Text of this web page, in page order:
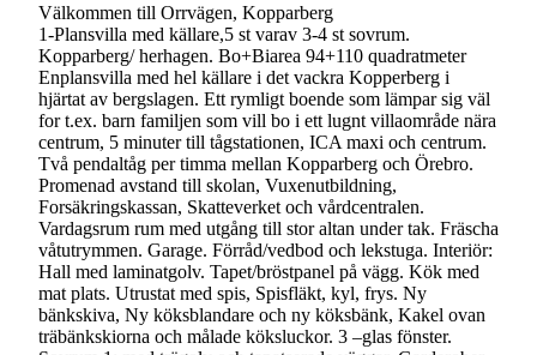
Välkommen till Orrvägen, Kopparberg
1-Plansvilla med källare,5 st varav 3-4 st sovrum.
Kopparberg/ herhagen. Bo+Biarea 94+110 quadratmeter
Enplansvilla med hel källare i det vackra Kopperberg i
hjärtat av bergslagen. Ett rymligt boende som lämpar sig väl
for t.ex. barn familjen som vill bo i ett lugnt villaområde nära
centrum, 5 minuter till tågstationen, ICA maxi och centrum.
Två pendaltåg per timma mellan Kopparberg och Örebro.
Promenad avstand till skolan, Vuxenutbildning,
Forsäkringskassan, Skatteverket och vårdcentralen.
Vardagsrum rum med utgång till stor altan under tak. Fräscha
våtutrymmen. Garage. Förråd/vedbod och lekstuga. Interiör:
Hall med laminatgolv. Tapet/bröstpanel på vägg. Kök med
mat plats. Utrustat med spis, Spisfläkt, kyl, frys. Ny
bänkskiva, Ny köksblandare och ny köksbänk, Kakel ovan
träbänkskiorna och målade köksluckor. 3 –glas fönster.